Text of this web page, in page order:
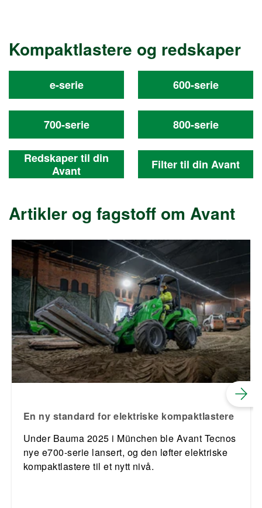
Kompaktlastere og redskaper
e-serie 600-serie
700-serie 800-serie
Redskaper til din
Avant
Filter til din Avant
Artikler og fagstoff om Avant
En ny standard for elektriske kompaktlastere
Under Bauma 2025 i München ble Avant Tecnos
nye e700-serie lansert, og den løfter elektriske
kompaktlastere til et nytt nivå.